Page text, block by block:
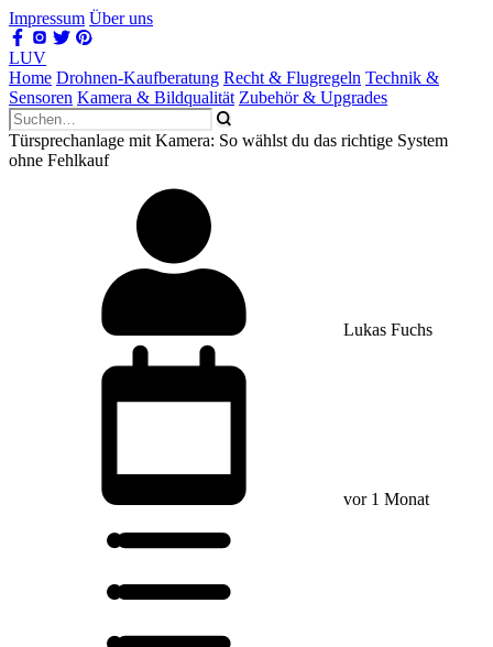
Impressum Über uns
LUV
Home Drohnen-Kaufberatung Recht & Flugregeln Technik &
Sensoren Kamera & Bildqualität Zubehör & Upgrades
Türsprechanlage mit Kamera: So wählst du das richtige System
ohne Fehlkauf
Lukas Fuchs
vor 1 Monat